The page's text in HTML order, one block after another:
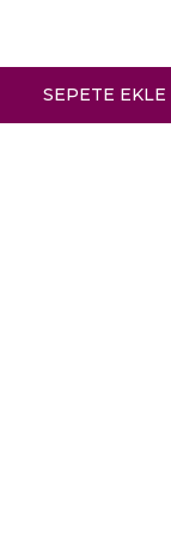
SEPETE EKLE